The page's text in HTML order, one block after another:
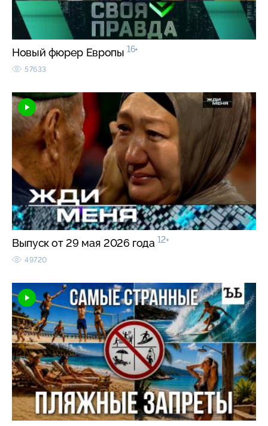
Новый фюрер Европы 16+
57633
Выпуск от 29 мая 2026 года 12+
49720